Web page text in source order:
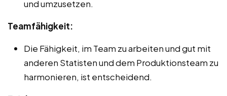
und umzusetzen.
Teamfähigkeit:
Die Fähigkeit, im Team zu arbeiten und gut mit
anderen Statisten und dem Produktionsteam zu
harmonieren, ist entscheidend.